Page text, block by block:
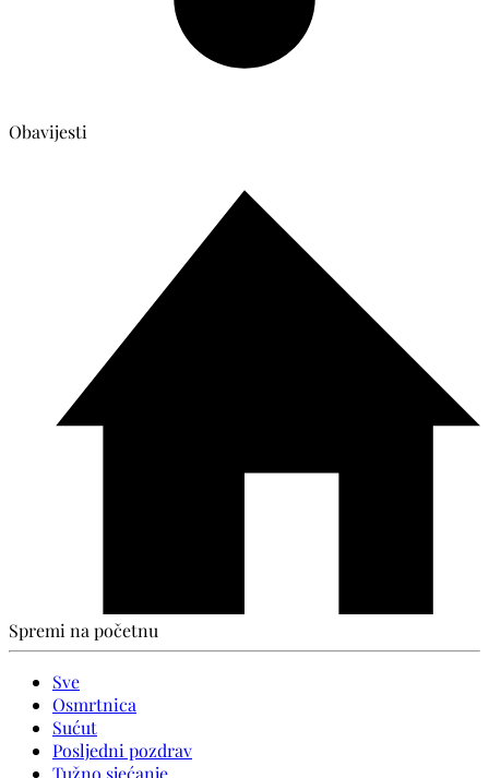
Obavijesti
Spremi na početnu
Sve
Osmrtnica
Sućut
Posljedni pozdrav
Tužno sjećanje